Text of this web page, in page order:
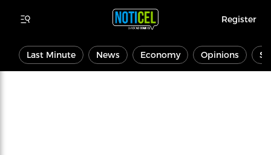
Register
Last Minute News Economy Opinions